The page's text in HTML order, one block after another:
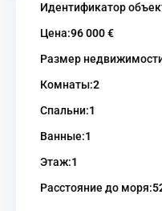
Идентификатор
Цена:96 000 €
Размер
Комнаты:2
Спальни:1
Ванные:1
Этаж:1
Расстояние до моря: